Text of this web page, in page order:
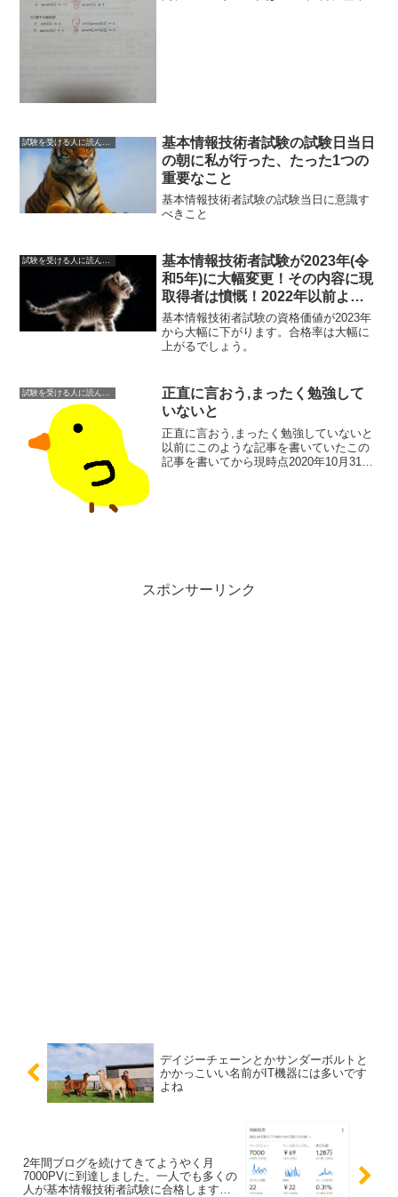
基本情報技術者試験の試験日当日
の朝に私が行った、たった1つの
重要なこと
基本情報技術者試験の試験当日に意識す
べきこと
試験を受ける人に読んでもらいたい
基本情報技術者試験が2023年(令
和5年)に大幅変更！その内容に現
取得者は憤慨！2022年以前より
も評価価値は下落！！
基本情報技術者試験の資格価値が2023年
から大幅に下がります。合格率は大幅に
上がるでしょう。
試験を受ける人に読んでもらいたい
正直に言おう,まったく勉強して
いないと
正直に言おう,まったく勉強していないと
以前にこのような記事を書いていたこの
記事を書いてから現時点2020年10月31日
スポンサーリンク
デイジーチェーンとかサンダーボルトと
かかっこいい名前がIT機器には多いです
よね
2年間ブログを続けてきてようやく月
7000PVに到達しました。一人でも多くの
人が基本情報技術者試験に合格しますよ